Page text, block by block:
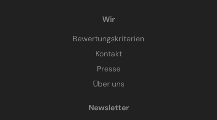
Wir
Bewertungskriterien
Kontakt
Presse
Über uns
Newsletter